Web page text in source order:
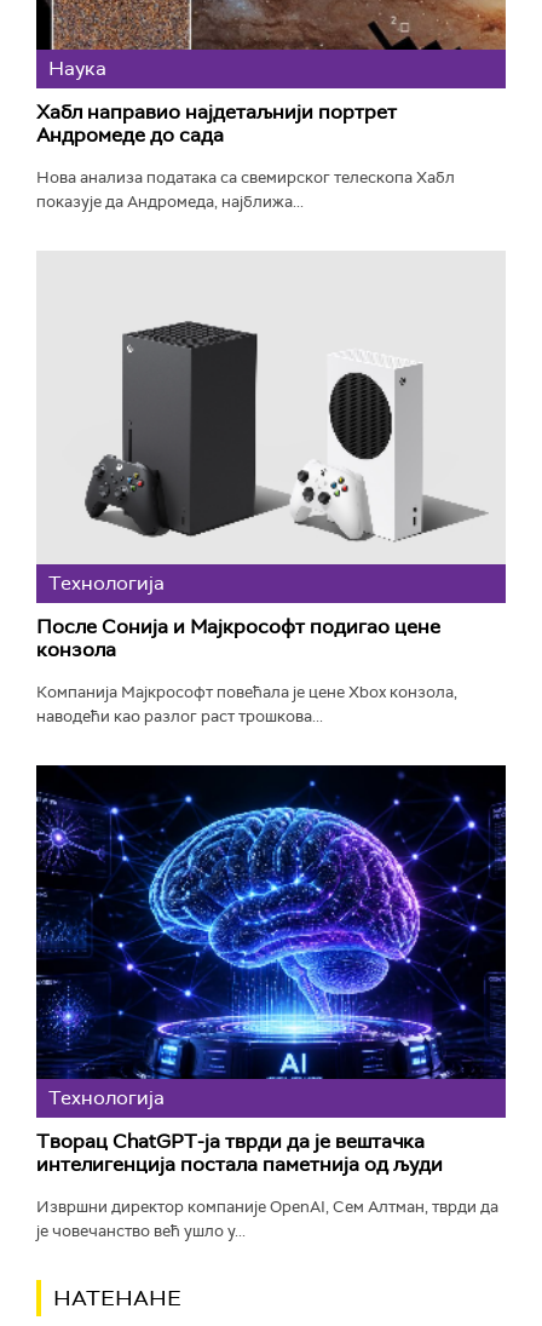
Наука
Хабл направио најдетаљнији портрет
Андромеде до сада
Нова анализа података са свемирског телескопа Хабл
показује да Андромеда, најближа...
Технологијa
После Сонија и Мајкрософт подигао цене
конзола
Компанија Мајкрософт повећала је цене Xbox конзола,
наводећи као разлог раст трошкова...
Технологијa
Творац ChatGPT-ја тврди да је вештачка
интелигенција постала паметнија од људи
Извршни директор компаније OpenAI, Сем Алтман, тврди да
је човечанство већ ушло у...
НАТЕНАНЕ